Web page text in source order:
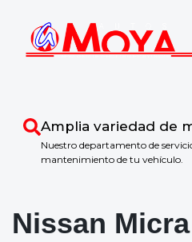
Amplia variedad de
Nuestro departamento de
mantenimiento de tu vehículo.
Nissan